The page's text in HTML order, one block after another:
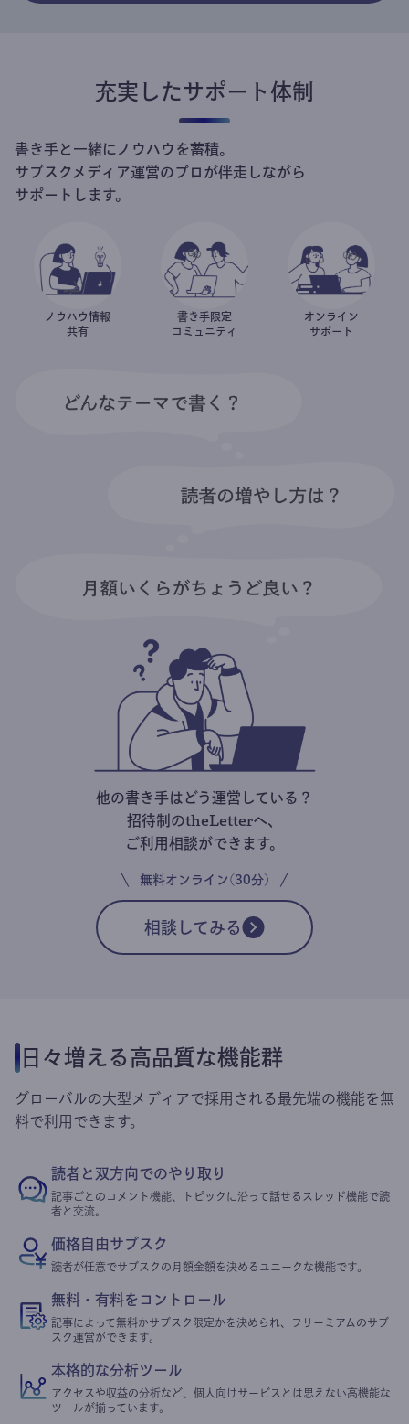
充実したサポート体制
書き手と一緒にノウハウを蓄積。
サブスクメディア運営のプロが伴走しながら
サポートします。
ノウハウ情報
共有
書き手限定
コミュニティ
オンライン
サポート
他の書き手はどう運営している？
招待制のtheLetterへ、
ご利用相談ができます。
無料オンライン(30分)
相談してみる
日々増える高品質な機能群
グローバルの大型メディアで採用される最先端の機能を無
料で利用できます。
読者と双方向でのやり取り
記事ごとのコメント機能、トピックに沿って話せるスレッド機能で読
者と交流。
価格自由サブスク
読者が任意でサブスクの月額金額を決めるユニークな機能です。
無料・有料をコントロール
記事によって無料かサブスク限定かを決められ、フリーミアムのサブ
スク運営ができます。
本格的な分析ツール
アクセスや収益の分析など、個人向けサービスとは思えない高機能な
ツールが揃っています。